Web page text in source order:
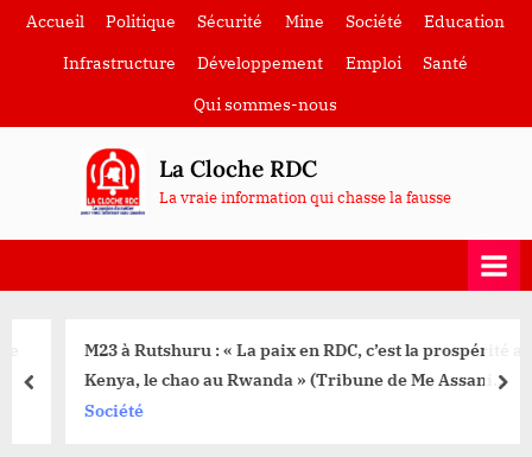
SkipAccueil Politique Sécurité Mine Société
Education
Infrastructure
Développement Emploi
Santé
Qui sommes-nous
La Cloche RDC
La vraie information qui chasse la fausse
M23 à Rutshuru : « La paix en RDC, c’est la prospérité au
Kenya, le chao au Rwanda » (Tribune de Me Assani
Longhe)
Société
prev